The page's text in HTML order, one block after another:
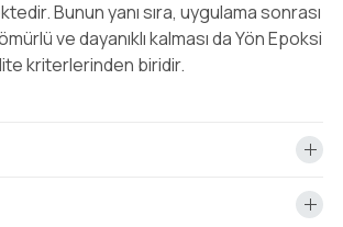
Bunun yanı sıra, uygulama sonrası
ve dayanıklı kalması da Yön Epoksi
kriterlerinden biridir.